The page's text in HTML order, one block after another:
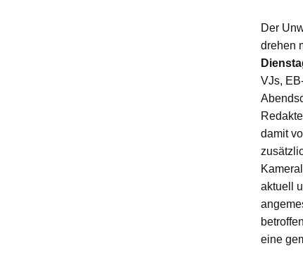
Der
drehen
VJs,
damit
aktuell
eine